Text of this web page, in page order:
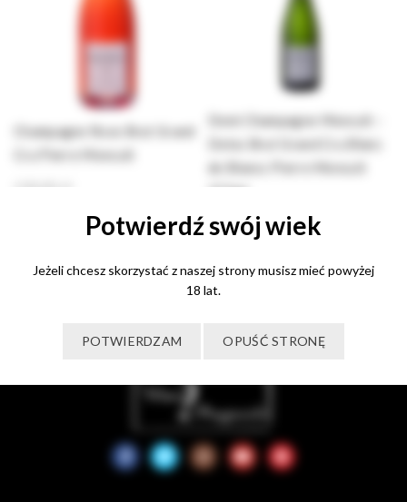
Champagne Rose Brut Grand
Cru Pierre Moncuit
230,00
Dowiedz się więcej
Demi Champagne Moncuit –
Delos Brut Grand Cru Blanc
de Blancs Pierre Moncuit
375ml
125,00zł
Potwierdź swój wiek
Jeżeli chcesz skorzystać z naszej strony musisz mieć powyżej
18 lat.
POTWIERDZAM OPUŚĆ STRONĘ